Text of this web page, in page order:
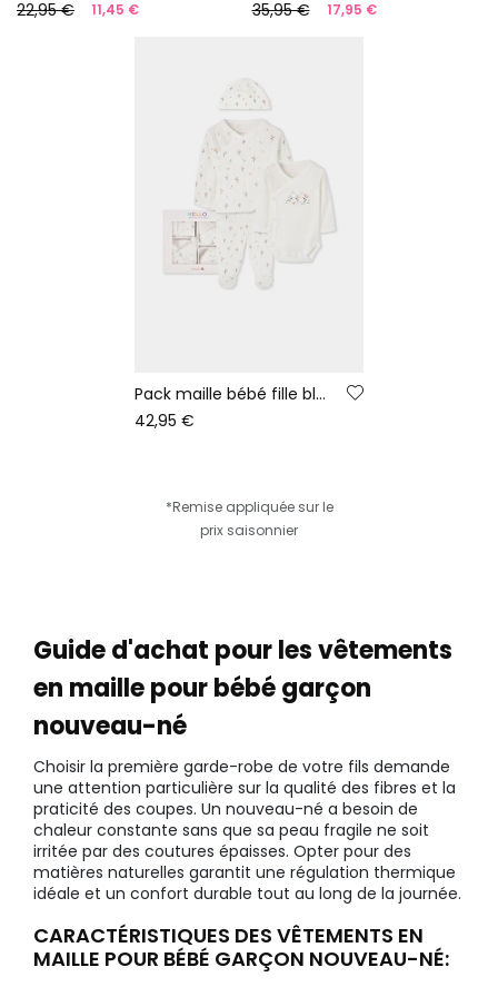
22,95 € 11,45 € 35,95 € 17,95 €
Pack maille bébé fille blanc imprimé fleurs
42,95 €
*Remise appliquée sur le
prix saisonnier
Guide d'achat pour les vêtements
en maille pour bébé garçon
nouveau-né
Choisir la première garde-robe de votre fils demande
une attention particulière sur la qualité des fibres et la
praticité des coupes. Un nouveau-né a besoin de
chaleur constante sans que sa peau fragile ne soit
irritée par des coutures épaisses. Opter pour des
matières naturelles garantit une régulation thermique
idéale et un confort durable tout au long de la journée.
CARACTÉRISTIQUES DES VÊTEMENTS EN
MAILLE POUR BÉBÉ GARÇON NOUVEAU-NÉ: